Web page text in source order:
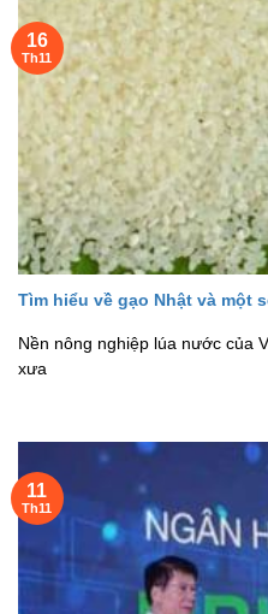
Tìm hiểu về gạo Nhật và một
Nền nông nghiệp lúa nước của
xưa
16
Th11
11
Th11